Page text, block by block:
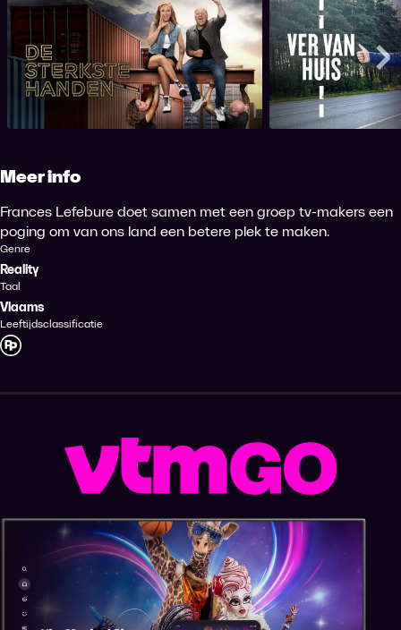
De Sterkste Handen Ver
Meer info
Frances Lefebure doet samen met een groep tv-makers een
poging om van ons land een betere plek te maken.
Genre
Reality
Taal
Vlaams
Leeftijdsclassificatie